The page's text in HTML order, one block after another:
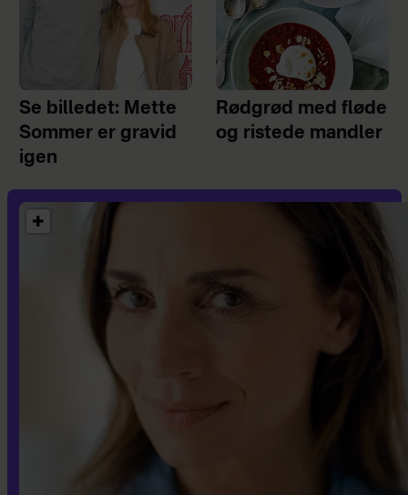
Se billedet: Mette
Sommer er gravid
igen
Rødgrød med fløde
og ristede mandler